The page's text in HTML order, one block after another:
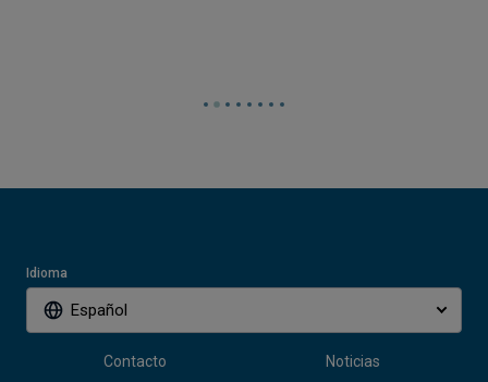
Idioma
Español
Contacto Noticias